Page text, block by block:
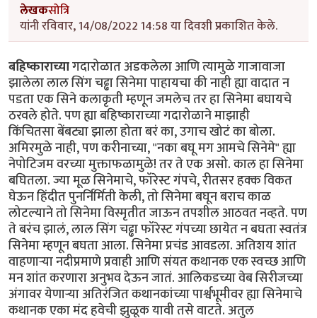
लेखकसोत्रि
यांनी रविवार, 14/08/2022 14:58 या दिवशी प्रकाशित केले.
बहिष्काराच्यागदारोळात अडकलेला आणि त्यामुळे गाजावाजा
झालेला लाल सिंग चढ्ढा सिनेमा पाहायचा की नाही ह्या वादात न
पडता एक सिने कलाकृती म्हणून जमलेच तर हा सिनेमा बघायचे
ठरवले होते. पण ह्या बहिष्काराच्या गदारोळाने माझाही
किंचितसा बेंबट्या झाला होता बरं का, उगाच खोटं का बोला.
अमिरमुळे नाही, पण करीनाच्या, "नका बघू मग आमचे सिनेमे" ह्या
नेपोटिजम वरच्या मुक्ताफळामुळे! तर ते एक असो. काल हा सिनेमा
बघितला. ज्या मूळ सिनेमाचे, फॉरेस्ट गंपचे, रीतसर हक्क विकत
घेऊन हिंदीत पुनर्निर्मिती केली, तो सिनेमा बघून बराच काळ
लोटल्याने तो सिनेमा विस्मृतीत जाऊन तपशील आठवत नव्हते. पण
ते बरंच झालं, लाल सिंग चढ्ढा फॉरेस्ट गंपच्या छायेत न बघता स्वतंत्र
सिनेमा म्हणून बघता आला. सिनेमा प्रचंड आवडला. अतिशय शांत
वाहणाऱ्या नदीप्रमाणे प्रवाही आणि संयत कथानक एक स्वच्छ आणि
मन शांत करणारा अनुभव देऊन जातं. आलिकडच्या वेब सिरीजच्या
अंगावर येणाऱ्या अतिरंजित कथानकांच्या पार्श्वभूमीवर ह्या सिनेमाचे
कथानक एका मंद हवेची झुळूक यावी तसे वाटते. अतुल